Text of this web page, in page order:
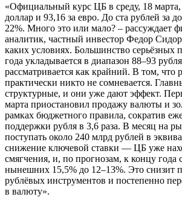
«Официальный курс ЦБ в среду, 18
доллар и 93,16 за евро. До ста рублей за
22%. Много это или мало? – рассуждает
аналитик, частный инвестор Федор
каких условиях. Большинство серьёзных
года укладывается в диапазон 88–93
рассматривается как крайний. В том, что
практически никто не сомневается.
структурные, и они уже дают эффект.
марта приостановил продажу валюты и
рамках бюджетного правила, сократив
поддержки рубля в 3,6 раза. В месяц на
поступать около 240 млрд рублей в
снижение ключевой ставки — ЦБ уже
смягчения, и, по прогнозам, к концу года
нынешних 15,5% до 12–13%. Это снизит
рублёвых инструментов и постепенно
в валюту».